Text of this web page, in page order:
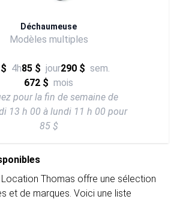
Déchaumeuse
Modèles multiples
4h85 $ jour290 $ sem.
672 $ mois
pour la fin de semaine de
13 h 00 à lundi 11 h 00 pour
85 $
Location Thomas offre une sélection
et de marques. Voici une liste